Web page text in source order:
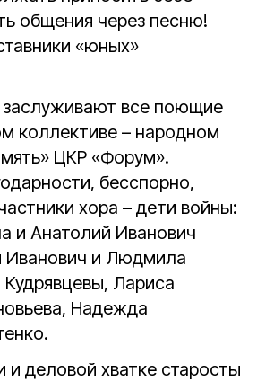
общения через песню!
«юных»
заслуживают все поющие
коллективе – народном
ЦКР «Форум».
бесспорно,
хора – дети войны:
и Анатолий Иванович
и Людмила
Лариса
Надежда
и деловой хватке старосты